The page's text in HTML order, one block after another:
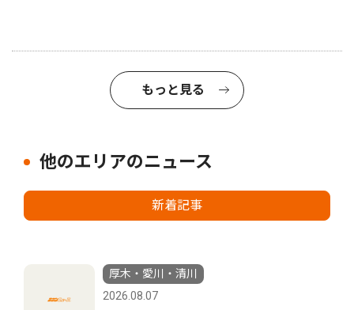
もっと見る
他のエリアのニュース
新着記事
厚木・愛川・清川
2026.08.07